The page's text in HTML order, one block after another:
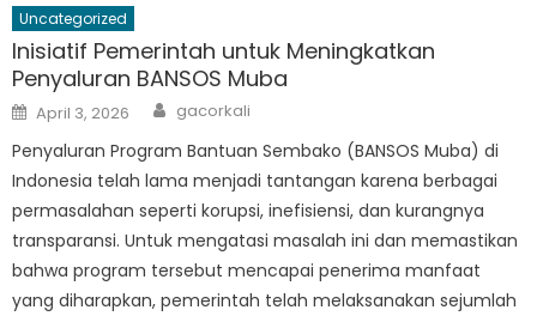
Uncategorized
Inisiatif Pemerintah untuk Meningkatkan
Penyaluran BANSOS Muba
Posted
on
April 3, 2026 Author
gacorkali
Penyaluran Program Bantuan Sembako (BANSOS Muba) di
Indonesia telah lama menjadi tantangan karena berbagai
permasalahan seperti korupsi, inefisiensi, dan kurangnya
transparansi. Untuk mengatasi masalah ini dan memastikan
bahwa program tersebut mencapai penerima manfaat
yang diharapkan, pemerintah telah melaksanakan sejumlah